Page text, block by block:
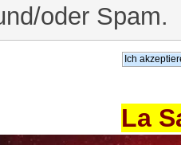
oder Spam.
La